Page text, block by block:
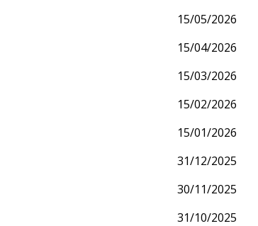
15/05/2026
15/04/2026
15/03/2026
15/02/2026
15/01/2026
31/12/2025
30/11/2025
31/10/2025